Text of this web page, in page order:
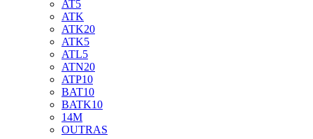
AT5
ATK
ATK20
ATK5
ATL5
ATN20
ATP10
BAT10
BATK10
14M
OUTRAS